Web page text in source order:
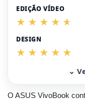
EDIÇÃO VÍDEO
DESIGN
⌄
O ASUS VivoBook